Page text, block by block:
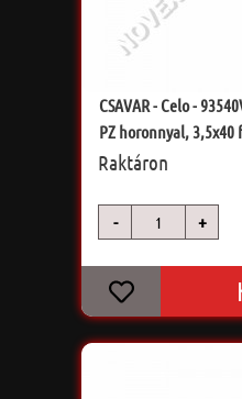
CSAVAR - Celo -
PZ horonnyal, 3,5x40
Raktáron
- +